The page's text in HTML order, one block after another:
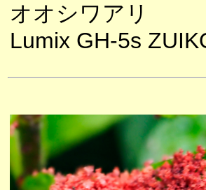
オオシワアリ
Lumix GH-5s